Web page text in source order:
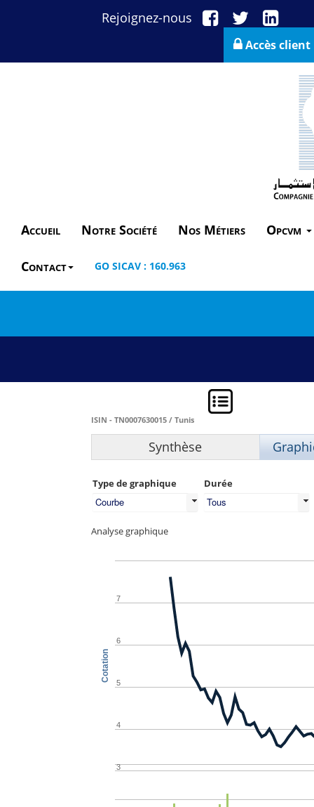
Rejoignez-nous
Accès client
Accueil Notre Société Nos Métiers Opcvm
Contact GO SICAV : 160.963
ISIN - TN0007630015 / Tunis
Synthèse
Type de graphique
Courbe
Durée
Tous
Analyse graphique
Cotation
3
4
5
6
7